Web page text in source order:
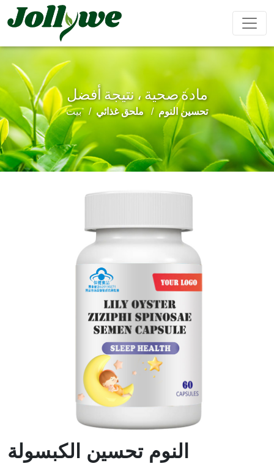
تخفيف
الإمساك
مكمل
غذائي
لإنقاص
الوزن
مكملات
تحسين
المناعة
تعزيز
الذكور
تحسين
مكملات
للأطفال
لزيادة
الوزن
حبوب كبسولات مشروب بودرة
مادة صحية ، نتيجة أفضل
بيت ملحق غذائي تحسين النوم
النوم تحسين الكبسولة